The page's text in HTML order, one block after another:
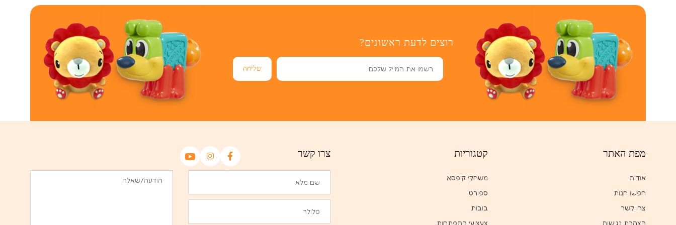
רוצים לדעת ראשונים?
מפת האתר
אודות
חפשו חנות
צרו קשר
הצהרת נגישות
קטגוריות
משחקי קופסא
ספורט
בובות
צעצועי התפתחות
צרו קשר